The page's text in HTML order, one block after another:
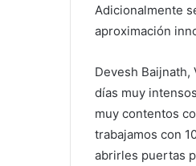
Adicionalmente
aproximación
Devesh
días muy
muy contentos
trabajamos con
abrirles puertas